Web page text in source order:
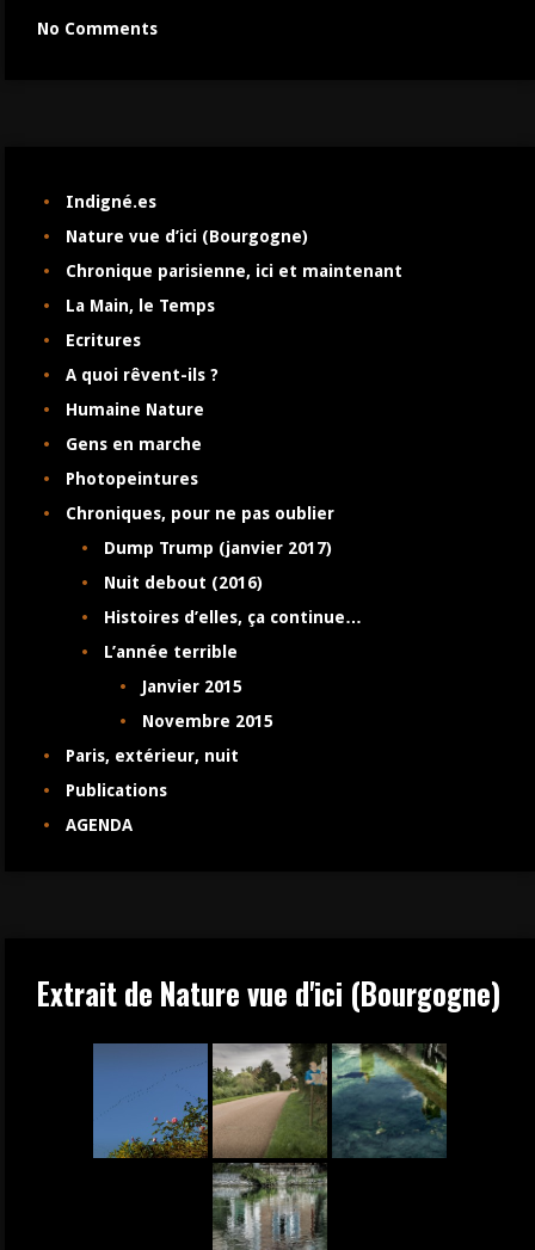
No Comments
Indigné.es
Nature vue d’ici (Bourgogne)
Chronique parisienne, ici et maintenant
La Main, le Temps
Ecritures
A quoi rêvent-ils ?
Humaine Nature
Gens en marche
Photopeintures
Chroniques, pour ne pas oublier
Dump Trump (janvier 2017)
Nuit debout (2016)
Histoires d’elles, ça continue…
L’année terrible
Janvier 2015
Novembre 2015
Paris, extérieur, nuit
Publications
AGENDA
Extrait de Nature vue d'ici (Bourgogne)